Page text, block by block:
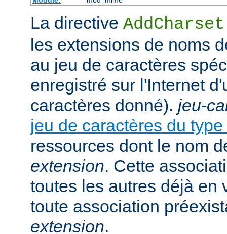
La directive AddCharset
les extensions de noms
au jeu de caractères
enregistré sur l'Internet
caractères donné). jeu-
jeu de caractères du
ressources dont le nom
extension. Cette
toutes les autres déjà en
toute association
extension.